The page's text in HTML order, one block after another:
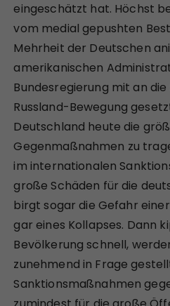
eingeschätzt hat. Höchst
vom medial gepushten
Mehrheit der Deutschen
amerikanischen
Bundesregierung mit an
Russland-Bewegung
Deutschland heute die
Gegenmaßnahmen zu
im internationalen
große Schäden für die
birgt sogar die Gefahr
gar eines Kollapses. Dann
Bevölkerung schnell,
zunehmend in Frage
Sanktionsmaßnahmen